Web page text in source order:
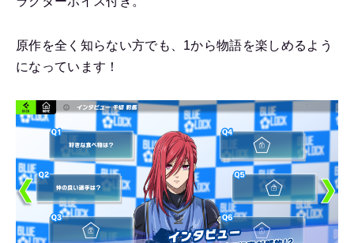
原作を全く知らない方でも、1から物語を楽しめるよう
になっています！